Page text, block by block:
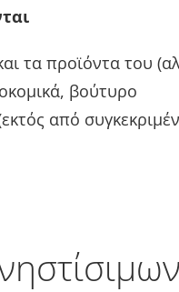
τα προϊόντα του
βούτυρο
από